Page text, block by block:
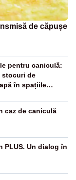
de căpușe
pentru caniculă:
stocuri de
în spațiile
caz de caniculă
PLUS. Un dialog în